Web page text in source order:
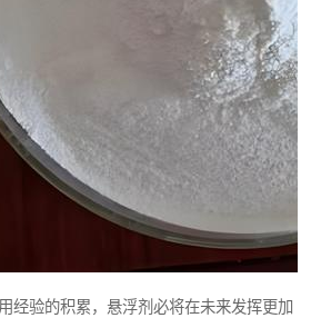
经验的积累，悬浮剂必将在未来发挥更加